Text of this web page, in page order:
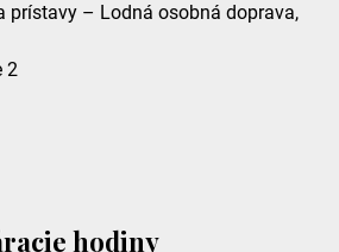
prístavy – Lodná osobná doprava,
2
hodiny